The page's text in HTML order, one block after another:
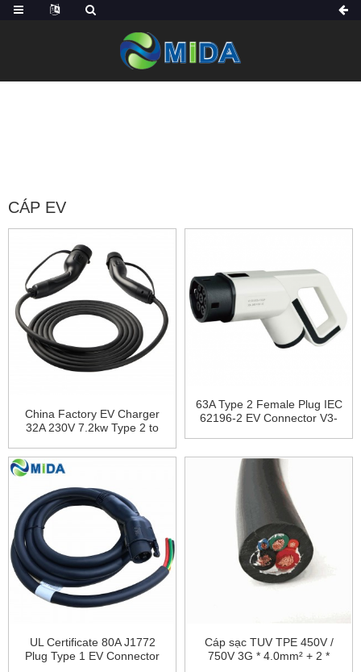
CÁP EV
China Factory EV Charger
32A 230V 7.2kw Type 2 to
63A Type 2 Female Plug IEC
62196-2 EV Connector V3-
UL Certificate 80A J1772
Plug Type 1 EV Connector
Cáp sạc TUV TPE 450V /
750V 3G * 4.0mm² + 2 *